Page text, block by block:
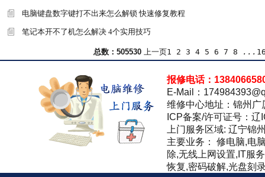
电脑键盘数字键打不出来怎么解锁 快速修复教程
笔记本开不了机怎么解决 4个实用技巧
总数：505530 上一页1 2 3 4 5 6 7 8 ...
报修电话：
E-Mail：
维修中心地址：锦州广
ICP备案/许可证号：
上门服务区域: 辽宁锦
主要业务： 修电脑,电
除,无线上网设置,IT服
恢复,密码破解,光盘刻